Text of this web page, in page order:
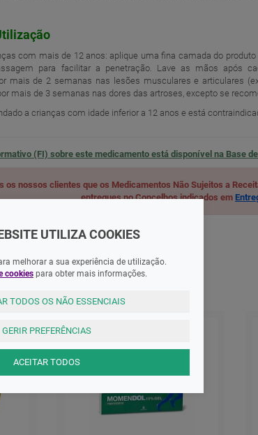
com mais de 12 anos: aplique uma fina camada do produto
para facilitar a penetração. Lave as mãos após
mais de 2 semanas nas lesões musculares e articulares
mais de 3 semanas nas dores das artroses, excepto se
a crianças com idade inferior a 12 anos e está
(FI) sobre este medicamento está disponível na Base
os nossos clientes que os Medicamentos Não Sujeitos a
entregues no Concelhos indicados em
UTILIZA COOKIES
melhorar a sua experiência de utilização.
cookies para obter mais informações.
TODOS OS NÃO ESSENCIAIS
GERIR PREFERÊNCIAS
ACEITAR TODOS